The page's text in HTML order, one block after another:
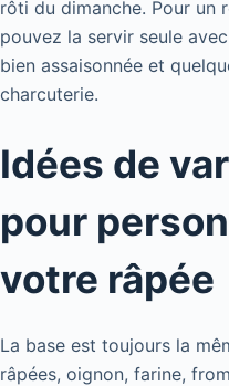
rôti du dimanche. Pour un
pouvez la servir seule
bien assaisonnée et
charcuterie.
Idées de
pour
votre râpée
La base est toujours la
râpées, oignon, farine,